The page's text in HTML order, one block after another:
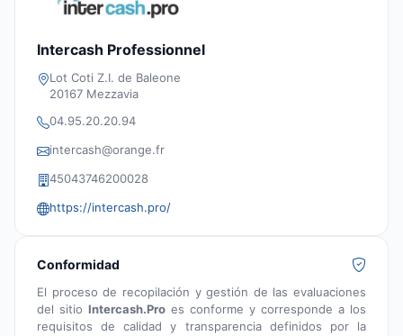
Intercash Professionnel
Lot Coti Z.I. de Baleone
20167 Mezzavia
04.95.20.20.94
intercash@orange.fr
45043746200028
https://intercash.pro/
Conformidad
El proceso de recopilación y gestión de las evaluaciones
del sitio Intercash.Pro es conforme y corresponde a los
requisitos de calidad y transparencia definidos por la